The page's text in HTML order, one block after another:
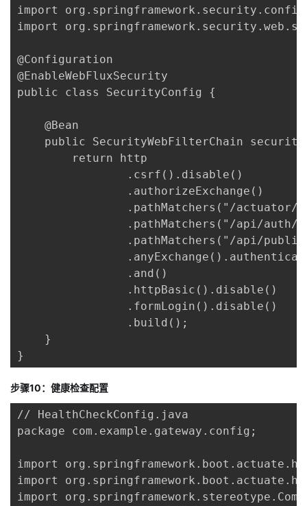
import
import
@Configuration
@EnableWebFluxSecurity
public class SecurityConfig {
    @Bean
public SecurityWebFilterChain
        return http
                .csrf().disable()
                .authorizeExchange()
.pathMatchers("/actuator/
.pathMatchers("/api/auth/
.pathMatchers("/api/
                .and()
                .httpBasic().disable()
                .formLogin().disable()
                .build();
    }
}
步骤10：健康检查配置
// HealthCheckConfig.java
package com.example.gateway.config;
import
import
import